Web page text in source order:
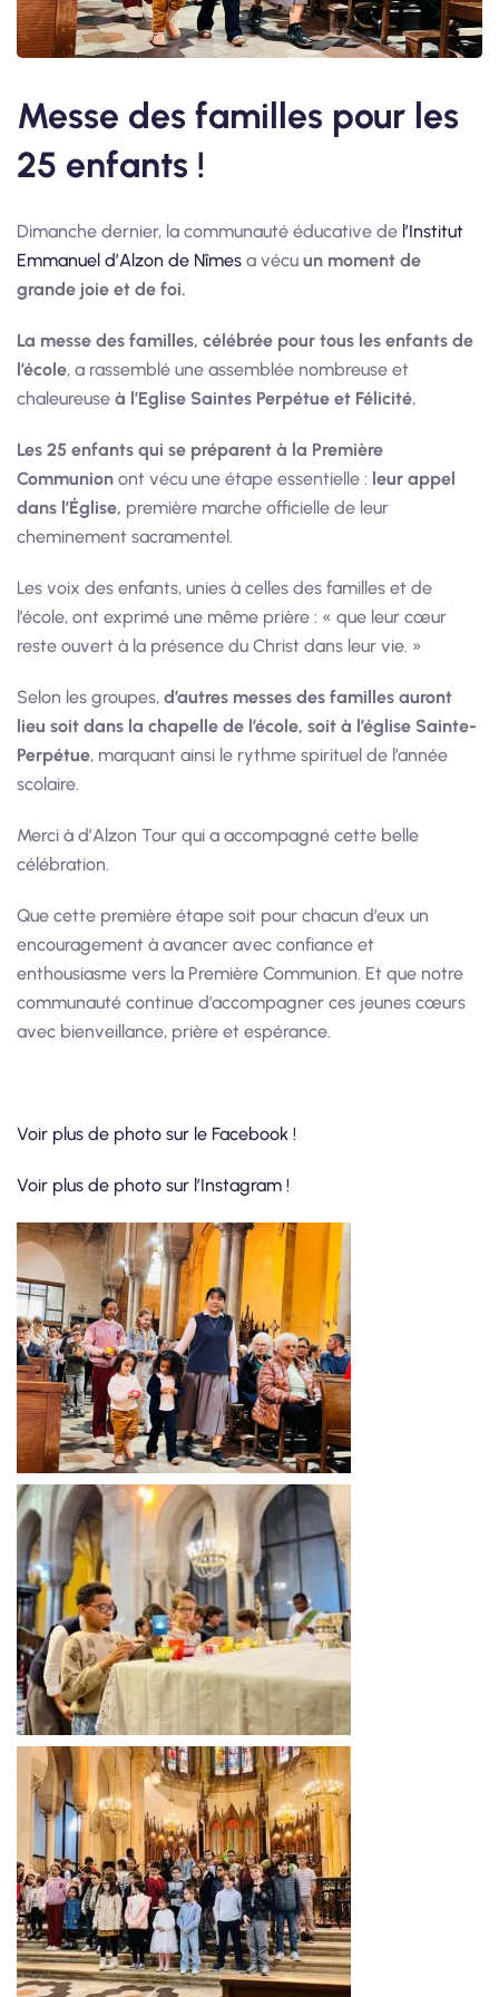
Messe des familles pour les
25 enfants !
Dimanche dernier, la communauté éducative de l’Institut
Emmanuel d’Alzon de Nîmes a vécu un moment de
grande joie et de foi.
La messe des familles, célébrée pour tous les enfants de
l’école, a rassemblé une assemblée nombreuse et
chaleureuse à l’Eglise Saintes Perpétue et Félicité.
Les 25 enfants qui se préparent à la Première
Communion ont vécu une étape essentielle : leur appel
dans l’Église, première marche officielle de leur
cheminement sacramentel.
Les voix des enfants, unies à celles des familles et de
l’école, ont exprimé une même prière : « que leur cœur
reste ouvert à la présence du Christ dans leur vie. »
Selon les groupes, d’autres messes des familles auront
lieu soit dans la chapelle de l’école, soit à l’église Sainte-
Perpétue, marquant ainsi le rythme spirituel de l’année
scolaire.
Merci à d’Alzon Tour qui a accompagné cette belle
célébration.
Que cette première étape soit pour chacun d’eux un
encouragement à avancer avec confiance et
enthousiasme vers la Première Communion. Et que notre
communauté continue d’accompagner ces jeunes cœurs
avec bienveillance, prière et espérance.
Voir plus de photo sur le Facebook !
Voir plus de photo sur l’Instagram !